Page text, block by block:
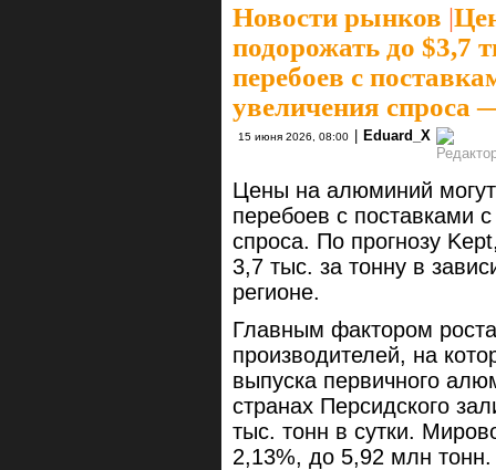
Новости рынков |
подорожать до $3,7
перебоев с
увеличения спроса
15 июня 2026, 08:00 Eduard_X
Цены на алюминий могут
перебоев с поставками
спроса. По прогнозу
3,7 тыс. за тонну в
регионе.
Главным фактором
производителей, на
выпуска первичного
странах Персидского
тыс. тонн в сутки.
2,13%, до 5,92 млн тонн.